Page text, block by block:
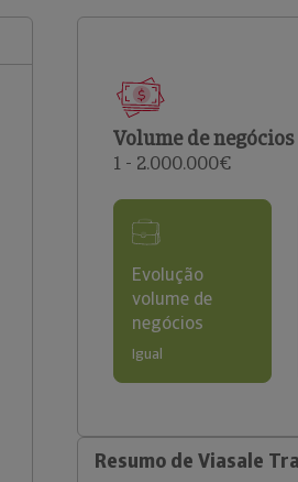
Volume de negócios
1 - 2.000.000€
Evolução
volume de
negócios
Igual
Resumo de Viasale